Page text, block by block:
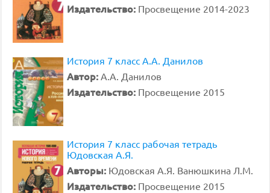
Издательство: Просвещение 2014-2023
История 7 класс А.А. Данилов
Автор: А.А. Данилов
Издательство: Просвещение 2015
История 7 класс рабочая тетрадь
Юдовская А.Я.
Авторы: Юдовская А.Я. Ванюшкина Л.М.
Издательство: Просвещение 2015